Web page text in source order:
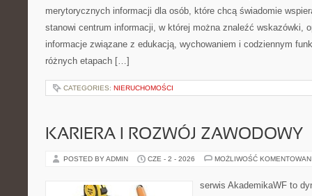
merytorycznych informacji dla osób, które chcą świadomie
stanowi centrum informacji, w której można znaleźć wskazówki,
informacje związane z edukacją, wychowaniem i codziennym
różnych etapach […]
CATEGORIES: NIERUCHOMOŚCI
KARIERA I ROZWÓJ ZAWODOWY
POSTED BY ADMIN CZE - 2 - 2026 MOŻLIWOŚĆ
serwis AkademikaWF to